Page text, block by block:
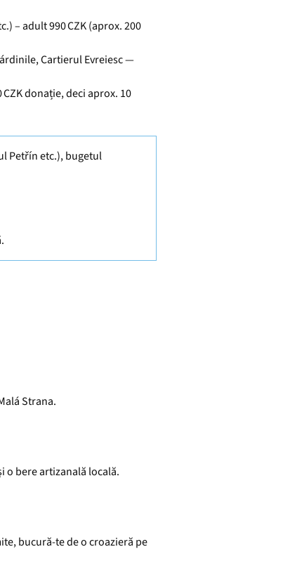
– adult 990 CZK (aprox. 200
Cartierul Evreiesc —
donație, deci aprox. 10
Petřín etc.), bugetul
Strana.
o bere artizanală locală.
bucură-te de o croazieră pe